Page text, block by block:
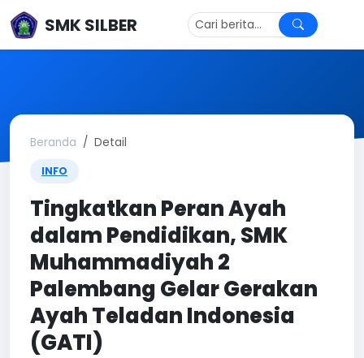
SMK SILBER
Beranda Detail
INFO
Tingkatkan Peran Ayah
dalam Pendidikan, SMK
Muhammadiyah 2
Palembang Gelar Gerakan
Ayah Teladan Indonesia
(GATI)